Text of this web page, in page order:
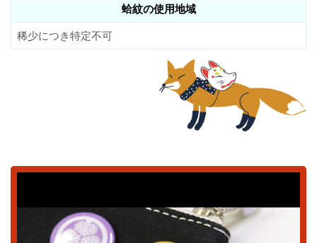
蛤紋の使用地域
稀少につき特定不可